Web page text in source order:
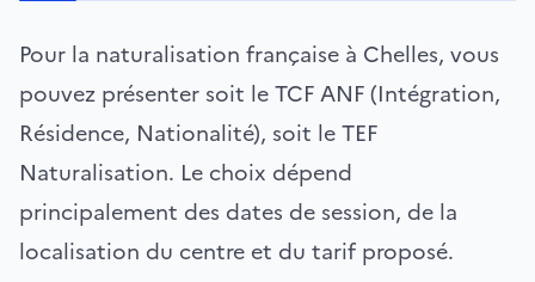
Pour la naturalisation française à Chelles, vous
pouvez présenter soit le TCF ANF (Intégration,
Résidence, Nationalité), soit le TEF
Naturalisation. Le choix dépend
principalement des dates de session, de la
localisation du centre et du tarif proposé.